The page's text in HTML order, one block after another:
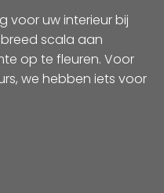
voor uw interieur bij
breed scala aan
op te fleuren. Voor
we hebben iets voor